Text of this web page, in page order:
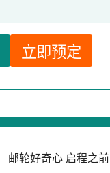
立即预定
邮轮好奇心 启程之前